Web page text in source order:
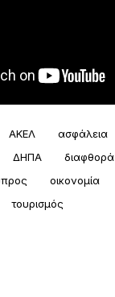
ΑΚΕΛ
ασφάλεια
ΔΗΠΑ
διαφθορά
οικονομία
τουρισμός